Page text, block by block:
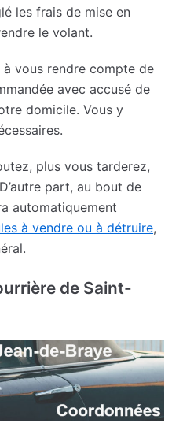
les frais de mise en
le volant.
vous rendre compte de
avec accusé de
domicile. Vous y
plus vous tarderez,
part, au bout de
automatiquement
à vendre ou à détruire,
de Saint-